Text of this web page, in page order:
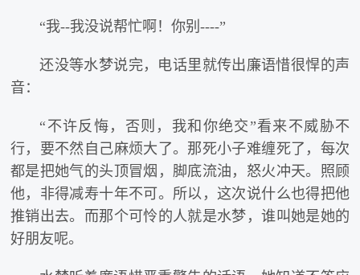
“我--我没说帮忙啊！你别----”
还没等水梦说完，电话里就传出廉语惜很悍的声
音：
“不许反悔，否则，我和你绝交”看来不威胁不
行，要不然自己麻烦大了。那死小子难缠死了，每次
都是把她气的头顶冒烟，脚底流油，怒火冲天。照顾
他，非得减寿十年不可。所以，这次说什么也得把他
推销出去。而那个可怜的人就是水梦，谁叫她是她的
好朋友呢。